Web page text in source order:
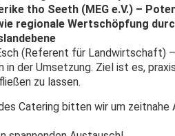
tho Seeth (MEG e.V.) –
regionale Wertschöpfung
(Referent für Landwirtschaft)
in der Umsetzung. Ziel ist es,
zu lassen.
Catering bitten wir um zeitnahe